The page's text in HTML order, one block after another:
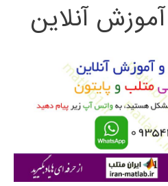
آنلاین